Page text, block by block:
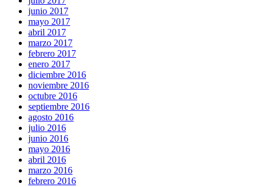
junio 2017
mayo 2017
abril 2017
marzo 2017
febrero 2017
enero 2017
diciembre 2016
noviembre 2016
octubre 2016
septiembre 2016
agosto 2016
julio 2016
junio 2016
mayo 2016
abril 2016
marzo 2016
febrero 2016